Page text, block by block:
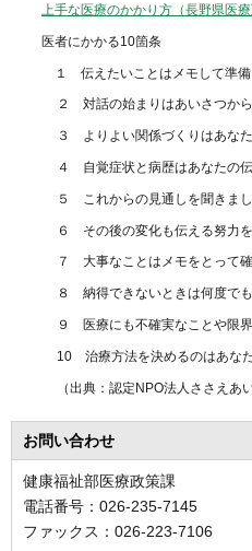
上手な医療のかかり方（長野県医療
医者にかかる10箇条
１ 伝えたいことはメモして準備
２ 対話の始まりはあいさつから
３ よりよい関係づくりはあな
４ 自覚症状と病歴はあなたの
５ これからの見通しを聞きま
６ その後の変化も伝える努力を
７ 大事なことはメモをとって
８ 納得できないときは何度で
９ 医療にも不確実なことや限
10 治療方法を決めるのはあな
（出典：認定NPO法人ささえあ
お問い合わせ
健康福祉部医療政策課
電話番号：026-235-7145
ファックス：026-223-7106